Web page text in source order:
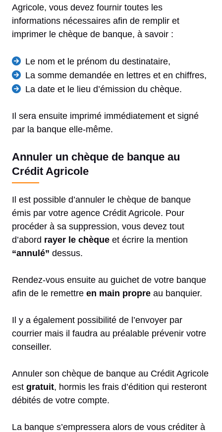
Agricole, vous devez fournir toutes les
informations nécessaires afin de remplir et
imprimer le chèque de banque, à savoir :
Le nom et le prénom du destinataire,
La somme demandée en lettres et en chiffres,
La date et le lieu d’émission du chèque.
Il sera ensuite imprimé immédiatement et signé
par la banque elle-même.
Annuler un chèque de banque au
Crédit Agricole
Il est possible d’annuler le chèque de banque
émis par votre agence Crédit Agricole. Pour
procéder à sa suppression, vous devez tout
d’abord rayer le chèque et écrire la mention
“annulé” dessus.
Rendez-vous ensuite au guichet de votre banque
afin de le remettre en main propre au banquier.
Il y a également possibilité de l’envoyer par
courrier mais il faudra au préalable prévenir votre
conseiller.
Annuler son chèque de banque au Crédit Agricole
est gratuit, hormis les frais d’édition qui resteront
débités de votre compte.
La banque s’empressera alors de vous créditer à